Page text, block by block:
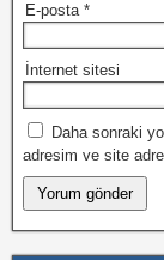
E-posta *
İnternet sitesi
Daha sonraki
adresim ve site